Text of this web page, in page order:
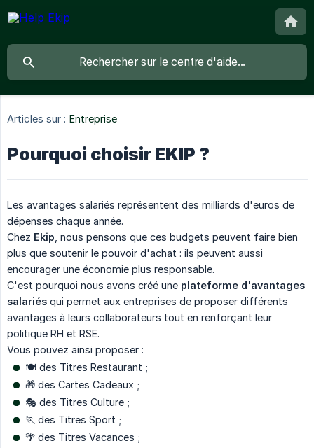
Articles sur : Entreprise
Pourquoi choisir EKIP ?
Les avantages salariés représentent des milliards d'euros de
dépenses chaque année.
Chez Ekip , nous pensons que ces budgets peuvent faire bien
plus que soutenir le pouvoir d'achat : ils peuvent aussi
encourager une économie plus responsable.
C'est pourquoi nous avons créé une plateforme d'avantages
salariés qui permet aux entreprises de proposer différents
avantages à leurs collaborateurs tout en renforçant leur
politique RH et RSE.
Vous pouvez ainsi proposer :
🍽️ des Titres Restaurant ;
🎁 des Cartes Cadeaux ;
🎭 des Titres Culture ;
🏃 des Titres Sport ;
🌴 des Titres Vacances ;